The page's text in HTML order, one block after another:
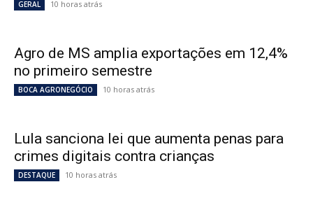
GERAL 10 horas atrás
Agro de MS amplia exportações em 12,4%
no primeiro semestre
BOCA AGRONEGÓCIO 10 horas atrás
Lula sanciona lei que aumenta penas para
crimes digitais contra crianças
DESTAQUE 10 horas atrás